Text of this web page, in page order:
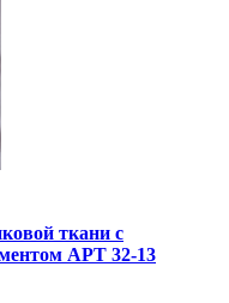
ткани с
АРТ 32-13